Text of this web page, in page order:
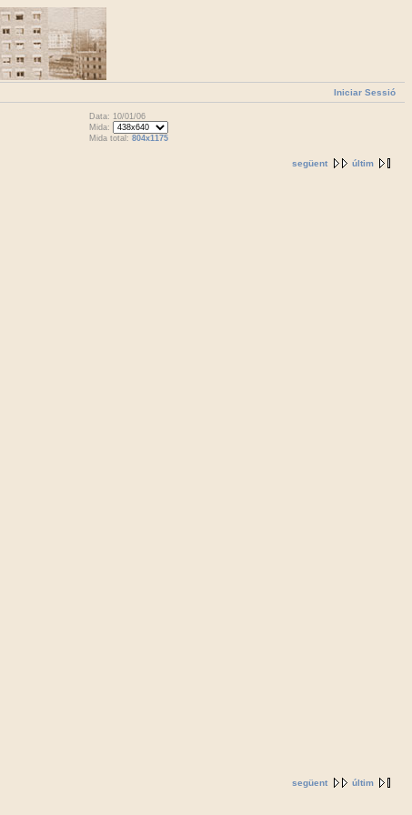
Iniciar Sessió
Data: 10/01/06
Mida:
Mida total: 804x1175
següent últim
següent últim